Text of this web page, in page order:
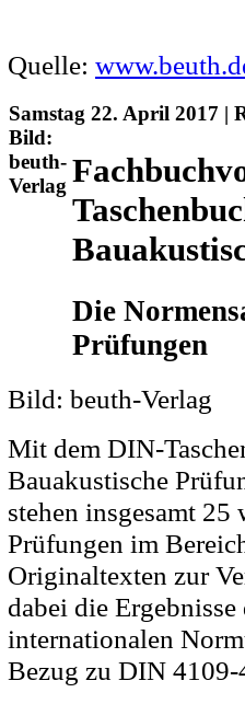
Quelle:
Samstag 22. April 2017 |
Bild:
beuth-
Verlag
Die
Prüfungen
Bild: beuth-Verlag
Mit dem DIN-
Bauakustische
stehen insgesamt
Prüfungen im
Originaltexten zur
dabei die
internationalen
Bezug zu DIN 4109-